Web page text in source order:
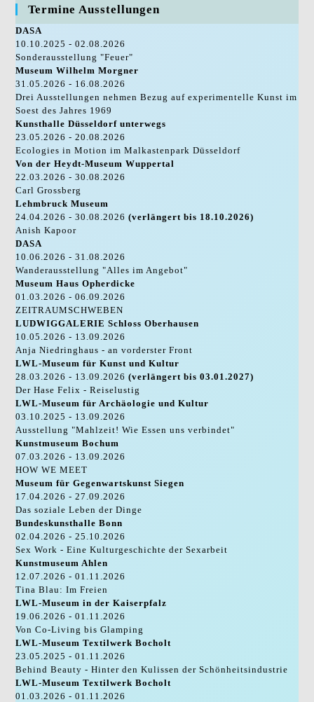
Termine Ausstellungen
DASA
10.10.2025 - 02.08.2026
Sonderausstellung "Feuer"
Museum Wilhelm Morgner
31.05.2026 - 16.08.2026
Drei Ausstellungen nehmen Bezug auf experimentelle Kunst im
Soest des Jahres 1969
Kunsthalle Düsseldorf unterwegs
23.05.2026 - 20.08.2026
Ecologies in Motion im Malkastenpark Düsseldorf
Von der Heydt-Museum Wuppertal
22.03.2026 - 30.08.2026
Carl Grossberg
Lehmbruck Museum
24.04.2026 - 30.08.2026(verlängert bis 18.10.2026)
Anish Kapoor
DASA
10.06.2026 - 31.08.2026
Wanderausstellung "Alles im Angebot"
Museum Haus Opherdicke
01.03.2026 - 06.09.2026
ZEITRAUMSCHWEBEN
LUDWIGGALERIE Schloss Oberhausen
10.05.2026 - 13.09.2026
Anja Niedringhaus - an vorderster Front
LWL-Museum für Kunst und Kultur
28.03.2026 - 13.09.2026(verlängert bis 03.01.2027)
Der Hase Felix - Reiselustig
LWL-Museum für Archäologie und Kultur
03.10.2025 - 13.09.2026
Ausstellung "Mahlzeit! Wie Essen uns verbindet"
Kunstmuseum Bochum
07.03.2026 - 13.09.2026
HOW WE MEET
Museum für Gegenwartskunst Siegen
17.04.2026 - 27.09.2026
Das soziale Leben der Dinge
Bundeskunsthalle Bonn
02.04.2026 - 25.10.2026
Sex Work - Eine Kulturgeschichte der Sexarbeit
Kunstmuseum Ahlen
12.07.2026 - 01.11.2026
Tina Blau: Im Freien
LWL-Museum in der Kaiserpfalz
19.06.2026 - 01.11.2026
Von Co-Living bis Glamping
LWL-Museum Textilwerk Bocholt
23.05.2025 - 01.11.2026
Behind Beauty - Hinter den Kulissen der Schönheitsindustrie
LWL-Museum Textilwerk Bocholt
01.03.2026 - 01.11.2026